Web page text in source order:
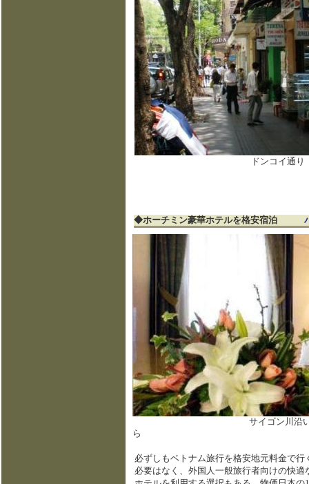
ドンコイ通り
◆ホーチミン豪華ホテルを格安宿泊
サイゴン川沿い レジェンド
ら
必ずしもベトナム旅行を格安地元料金で行
必要はなく、外国人一般旅行者向けの快適